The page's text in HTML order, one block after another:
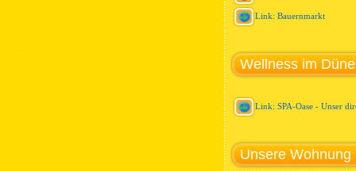
Link: Bauernmarkt
Wellness im
Link: SPA-Oase - Unser
Unsere